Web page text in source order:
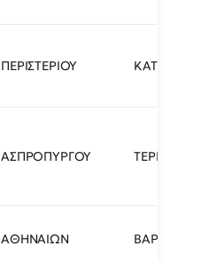
ΠΕΡΙΣΤΕΡΙΟΥ
ΑΣΠΡΟΠΥΡΓΟΥ ΤΕΡΜΑ
ΑΘΗΝΑΙΩΝ ΒΑΡΒΑΚΗ 23